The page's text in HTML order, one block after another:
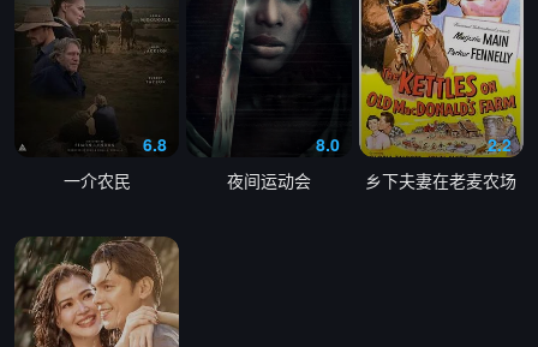
6.8
一介农民
8.0
夜间运动会
2.2
乡下夫妻在老麦农场